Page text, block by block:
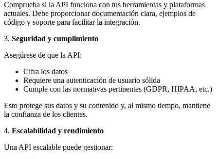
Comprueba si la API funciona con tus herramientas y plataformas
actuales. Debe proporcionar documentación clara, ejemplos de
código y soporte para facilitar la integración.
3. Seguridad y cumplimiento
Asegúrese de que la API:
Cifra los datos
Requiere una autenticación de usuario sólida
Cumple con las normativas pertinentes (GDPR, HIPAA, etc.)
Esto protege sus datos y su contenido y, al mismo tiempo, mantiene
la confianza de los clientes.
4. Escalabilidad y rendimiento
Una API escalable puede gestionar: